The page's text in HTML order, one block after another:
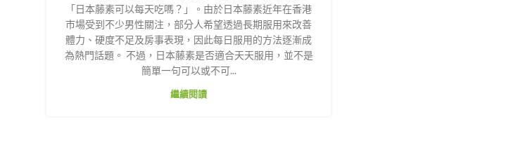
「日本藤素可以每天吃嗎？」。由於日本藤素近年在香港
市場受到不少男性關注，部分人希望透過長期服用來改善
體力、硬度不足及房事表現，因此每日服用的方法逐漸成
為熱門話題。 不過，日本藤素是否適合天天服用，並不是
簡單一句可以或不可...
繼續閱讀